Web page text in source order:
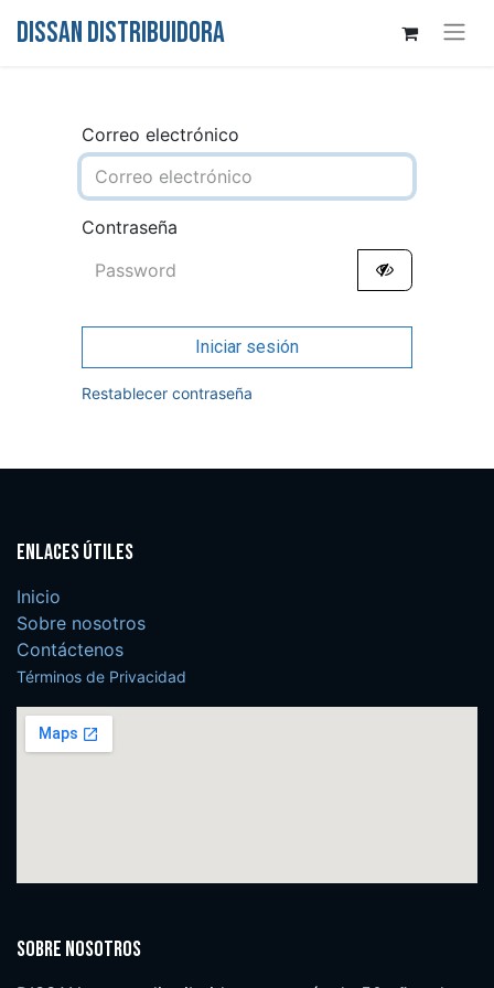
DISSAN DISTRIBUIDORA
Correo electrónico
Contraseña
Iniciar sesión
Restablecer contraseña
Enlaces útiles
Inicio
Sobre nosotros
Contáctenos
Términos de Privacidad
Sobre nosotros